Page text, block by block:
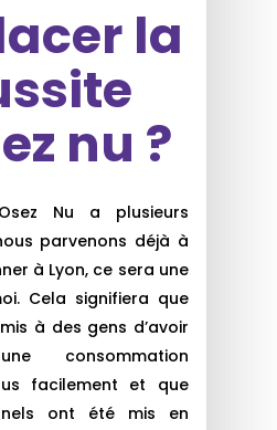
la
nu ?
Nu a plusieurs
parvenons déjà à
à Lyon, ce sera une
Cela signifiera que
à des gens d’avoir
consommation
facilement et que
ont été mis en